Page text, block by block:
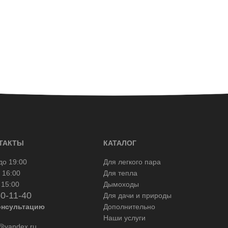
19:00
16:00
11-40
КАТАЛОГ
Для легкого пара
Для тепла
Дымоходы
Для дачи и природы
Дополнительно
Наши услуги